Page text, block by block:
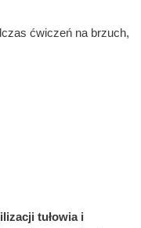
ćwiczeń na brzuch,
tułowia i